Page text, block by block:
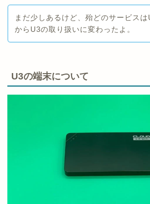
まだ少しあるけど、殆どのサービスは
からU3の取り扱いに変わったよ。
U3の端末について